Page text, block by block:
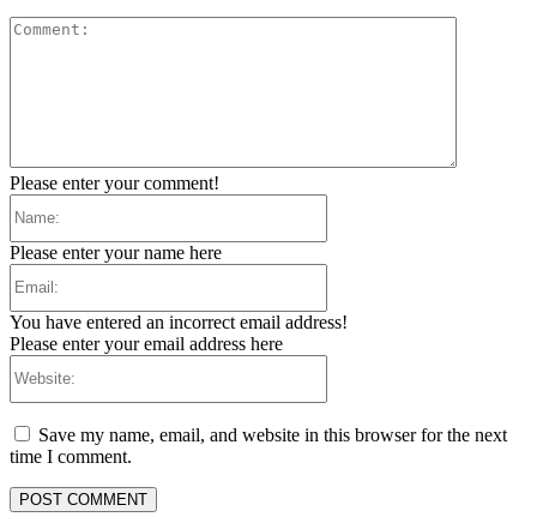
Please enter your comment!
Please enter your name here
You have entered an incorrect email address!
Please enter your email address here
Save my name, email, and website in this browser for the next
time I comment.